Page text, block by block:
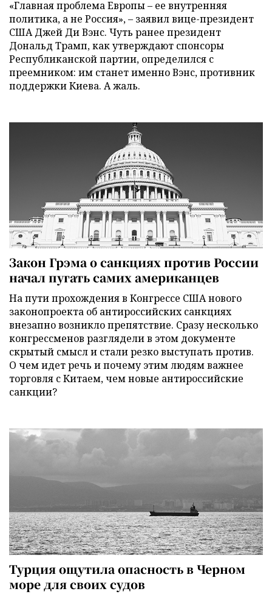
«Главная проблема Европы – ее внутренняя
политика, а не Россия», – заявил вице-президент
США Джей Ди Вэнс. Чуть ранее президент
Дональд Трамп, как утверждают спонсоры
Республиканской партии, определился с
преемником: им станет именно Вэнс, противник
поддержки Киева. А жаль.
Закон Грэма о санкциях против России
начал пугать самих американцев
На пути прохождения в Конгрессе США нового
законопроекта об антироссийских санкциях
внезапно возникло препятствие. Сразу несколько
конгрессменов разглядели в этом документе
скрытый смысл и стали резко выступать против.
О чем идет речь и почему этим людям важнее
торговля с Китаем, чем новые антироссийские
санкции?
Турция ощутила опасность в Черном
море для своих судов